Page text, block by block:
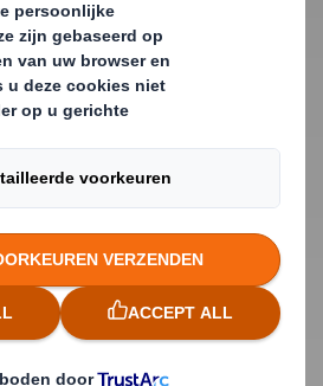
kiezen voor
DS Smith?